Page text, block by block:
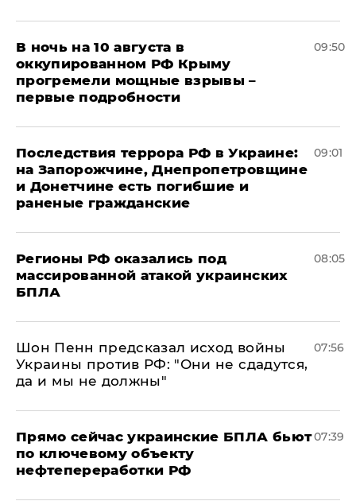
В ночь на 10 августа в
оккупированном РФ Крыму
прогремели мощные взрывы –
первые подробности
09:50
Последствия террора РФ в Украине:
на Запорожчине, Днепропетровщине
и Донетчине есть погибшие и
раненые гражданские
09:01
Регионы РФ оказались под
массированной атакой украинских
БПЛА
08:05
Шон Пенн предсказал исход войны
Украины против РФ: "Они не сдадутся,
да и мы не должны"
07:56
Прямо сейчас украинские БПЛА бьют
по ключевому объекту
нефтепереработки РФ
07:39